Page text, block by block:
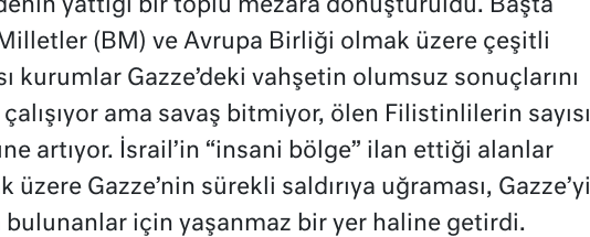
yattığı bir toplu mezara dönüştürüldü. Başta
(BM) ve Avrupa Birliği olmak üzere çeşitli
kurumlar Gazze’deki vahşetin olumsuz sonuçlarını
ama savaş bitmiyor, ölen Filistinlilerin sayısı
artıyor. İsrail’in “insani bölge” ilan ettiği alanlar
üzere Gazze’nin sürekli saldırıya uğraması, Gazze’yi
bulunanlar için yaşanmaz bir yer haline getirdi.